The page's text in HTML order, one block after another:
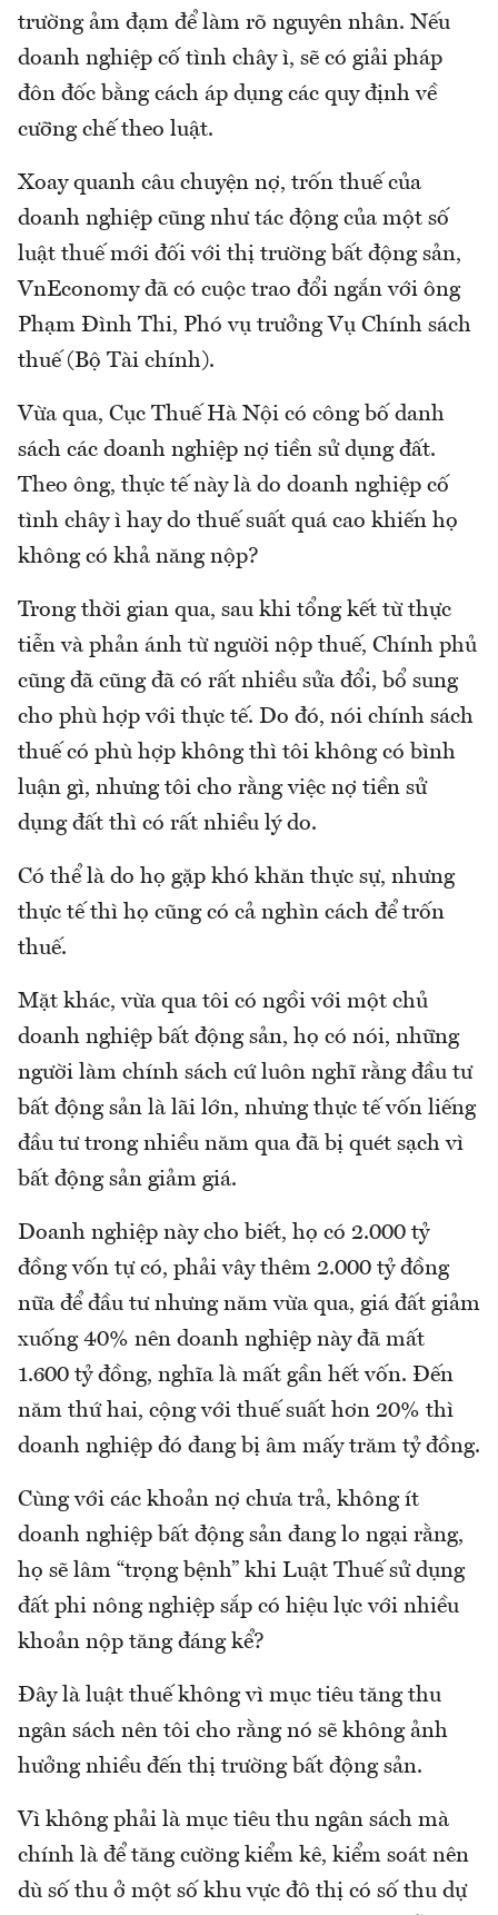
trường ảm đạm để làm rõ nguyên nhân. Nếu
doanh nghiệp cố tình chây ì, sẽ có giải pháp
đôn đốc bằng cách áp dụng các quy định về
cưỡng chế theo luật.
Xoay quanh câu chuyện nợ, trốn thuế của
doanh nghiệp cũng như tác động của một số
luật thuế mới đối với thị trường bất động sản,
VnEconomy đã có cuộc trao đổi ngắn với ông
Phạm Đình Thi, Phó vụ trưởng Vụ Chính sách
thuế (Bộ Tài chính).
Vừa qua, Cục Thuế Hà Nội có công bố danh
sách các doanh nghiệp nợ tiền sử dụng đất.
Theo ông, thực tế này là do doanh nghiệp cố
tình chây ì hay do thuế suất quá cao khiến họ
không có khả năng nộp?
Trong thời gian qua, sau khi tổng kết từ thực
tiễn và phản ánh từ người nộp thuế, Chính phủ
cũng đã cũng đã có rất nhiều sửa đổi, bổ sung
cho phù hợp với thực tế. Do đó, nói chính sách
thuế có phù hợp không thì tôi không có bình
luận gì, nhưng tôi cho rằng việc nợ tiền sử
dụng đất thì có rất nhiều lý do.
Có thể là do họ gặp khó khăn thực sự, nhưng
thực tế thì họ cũng có cả nghìn cách để trốn
thuế.
Mặt khác, vừa qua tôi có ngồi với một chủ
doanh nghiệp bất động sản, họ có nói, những
người làm chính sách cứ luôn nghĩ rằng đầu tư
bất động sản là lãi lớn, nhưng thực tế vốn liếng
đầu tư trong nhiều năm qua đã bị quét sạch vì
bất động sản giảm giá.
Doanh nghiệp này cho biết, họ có 2.000 tỷ
đồng vốn tự có, phải vây thêm 2.000 tỷ đồng
nữa để đầu tư nhưng năm vừa qua, giá đất giảm
xuống 40% nên doanh nghiệp này đã mất
1.600 tỷ đồng, nghĩa là mất gần hết vốn. Đến
năm thứ hai, cộng với thuế suất hơn 20% thì
doanh nghiệp đó đang bị âm mấy trăm tỷ đồng.
Cùng với các khoản nợ chưa trả, không ít
doanh nghiệp bất động sản đang lo ngại rằng,
họ sẽ lâm “trọng bệnh” khi Luật Thuế sử dụng
đất phi nông nghiệp sắp có hiệu lực với nhiều
khoản nộp tăng đáng kể?
Đây là luật thuế không vì mục tiêu tăng thu
ngân sách nên tôi cho rằng nó sẽ không ảnh
hưởng nhiều đến thị trường bất động sản.
Vì không phải là mục tiêu thu ngân sách mà
chính là để tăng cường kiểm kê, kiểm soát nên
dù số thu ở một số khu vực đô thị có số thu dự